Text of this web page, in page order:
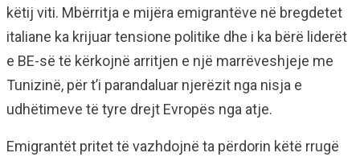
këtij viti. Mbërritja e mijëra emigrantëve në bregdetet
italiane ka krijuar tensione politike dhe i ka bërë liderët
e BE-së të kërkojnë arritjen e një marrëveshjeje me
Tunizinë, për t’i parandaluar njerëzit nga nisja e
udhëtimeve të tyre drejt Evropës nga atje.
Emigrantët pritet të vazhdojnë ta përdorin këtë rrugë